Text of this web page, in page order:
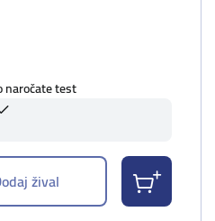
naročate test
žival